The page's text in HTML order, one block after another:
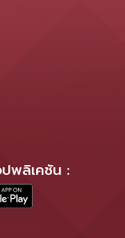
พลิเคชัน :